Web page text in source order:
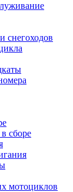
снегоходов
сборе
мотоциклов